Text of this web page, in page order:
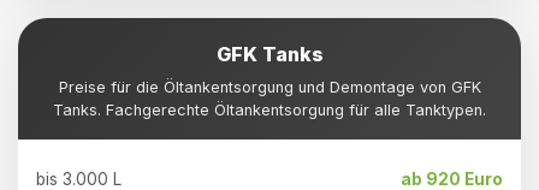
GFK Tanks
Preise für die Öltankentsorgung und Demontage von GFK
Tanks. Fachgerechte Öltankentsorgung für alle Tanktypen.
bis 3.000 L ab 920 Euro